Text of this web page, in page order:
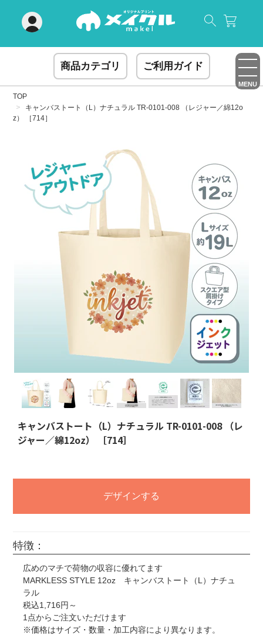
商品カテゴリ ご利用ガイド
MENU
TOP
キャンバストート（L）ナチュラル TR-0101-008 （レジャー／綿12o
z） ［714］
キャンバストート（L）ナチュラル TR-0101-008 （レ
ジャー／綿12oz） ［714］
デザインする
特徴：
広めのマチで荷物の収容に優れてます
MARKLESS STYLE 12oz キャンバストート（L）ナチュ
ラル
税込1,716円～
1点からご注文いただけます
※価格はサイズ・数量・加工内容により異なります。